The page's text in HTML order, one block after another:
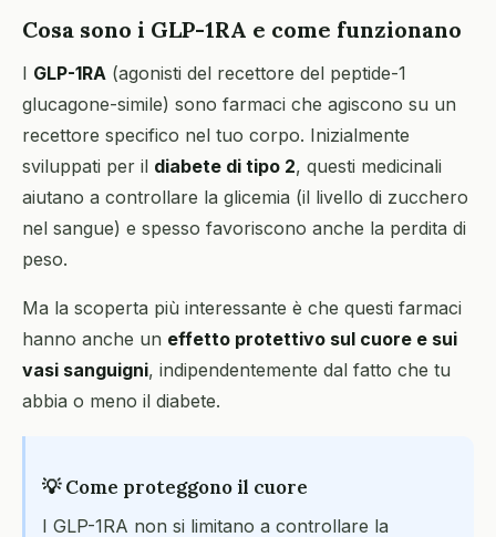
Cosa sono i GLP-1RA e come funzionano
I GLP-1RA (agonisti del recettore del peptide-1
glucagone-simile) sono farmaci che agiscono su un
recettore specifico nel tuo corpo. Inizialmente
sviluppati per il diabete di tipo 2, questi medicinali
aiutano a controllare la glicemia (il livello di zucchero
nel sangue) e spesso favoriscono anche la perdita di
peso.
Ma la scoperta più interessante è che questi farmaci
hanno anche un effetto protettivo sul cuore e sui
vasi sanguigni, indipendentemente dal fatto che tu
abbia o meno il diabete.
💡 Come proteggono il cuore
I GLP-1RA non si limitano a controllare la